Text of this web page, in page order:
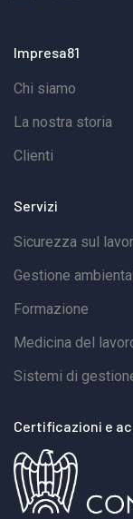
Protezione
un'opzione
quelle con un
datore di
Impresa81
tecnici
assumere il
prevenzione
normativa.In
Impresa81
Chi siamo
La nostra storia
Clienti
Servizi
Sicurezza sul
Gestione
Formazione
Medicina del
Sistemi di
Certificazioni e